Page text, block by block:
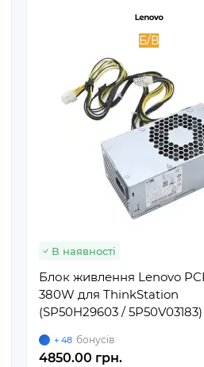
Б/В
В наявності
Блок живлення Lenovo
380W для ThinkStation
(SP50H29603 / 5P50V03183)
+ 48 бонусів
4850.00 грн.